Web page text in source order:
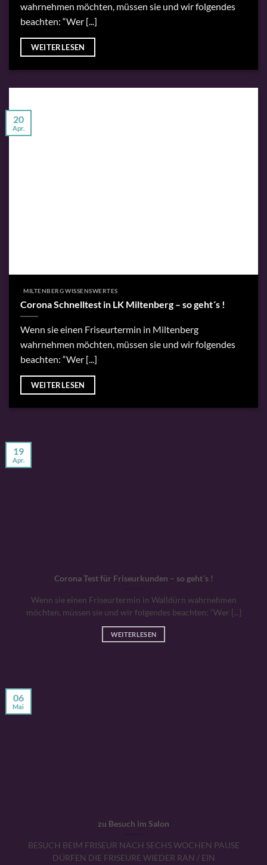
wahrnehmen möchten, müssen sie und wir folgendes
beachten: “Wer [...]
WEITERLESEN
MILTENBERG WISSENSWERTES
Corona Schnelltest in LK Miltenberg – so geht´s !
Wenn sie einen Friseurtermin in Miltenberg
wahrnehmen möchten, müssen sie und wir folgendes
beachten: “Wer [...]
WEITERLESEN
20
Apr.
Corona Test für Friseurkunden – so geht´s !
Wenn sie einen Friseurtermin in Walldürn wahrnehmen
möchten, müssen sie und wir folgendes beachten: “Wer [...]
WEITERLESEN
19
Apr.
zu Besuch im Salon
BESUCH BEIM FRISEUR NACH SECHS WOCHEN PAUSE
DÜRFEN DIE FRISEURE WIEDER RAN / EIN
06
Mai